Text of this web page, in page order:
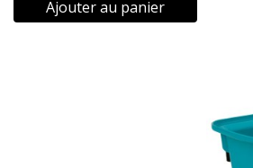
Ajouter au panier